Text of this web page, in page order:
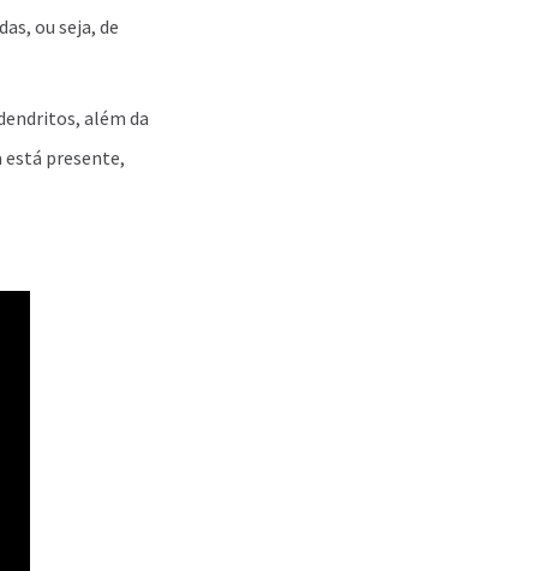
ou seja, de
além da
está presente,